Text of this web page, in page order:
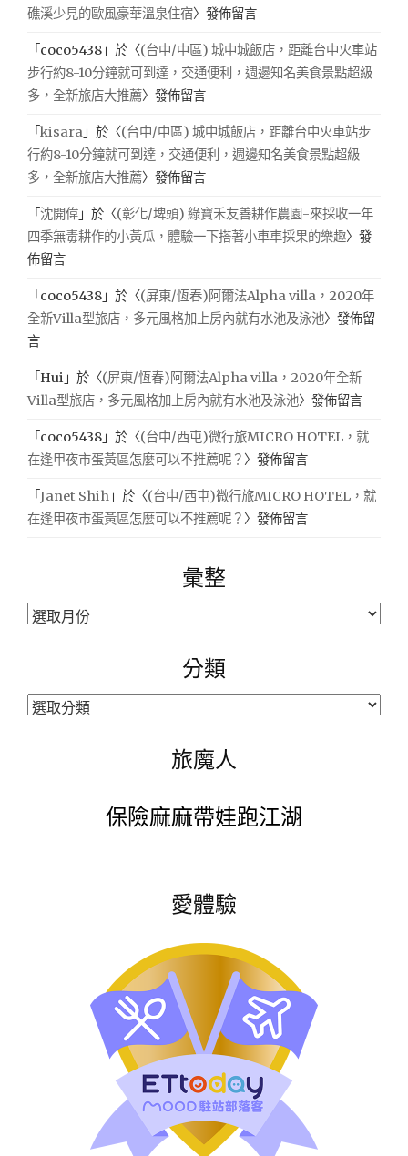
礁溪少見的歐風豪華溫泉住宿〉發佈留言
「 coco5438 」於〈(台中/中區) 城中城飯店，距離台中火車站
步行約8-10分鐘就可到達，交通便利，週邊知名美食景點超級
多，全新旅店大推薦〉發佈留言
「kisara 」於〈(台中/中區) 城中城飯店，距離台中火車站步
行約8-10分鐘就可到達，交通便利，週邊知名美食景點超級
多，全新旅店大推薦〉發佈留言
「沈開偉 」於〈(彰化/埤頭) 綠寶禾友善耕作農園-來採收一年
四季無毒耕作的小黃瓜，體驗一下搭著小車車採果的樂趣〉發
佈留言
「 coco5438 」於〈(屏東/恆春)阿爾法Alpha villa，2020年
全新Villa型旅店，多元風格加上房內就有水池及泳池〉發佈留
言
「Hui 」於〈(屏東/恆春)阿爾法Alpha villa，2020年全新
Villa型旅店，多元風格加上房內就有水池及泳池〉發佈留言
「 coco5438 」於〈(台中/西屯)微行旅MICRO HOTEL，就
在逢甲夜市蛋黃區怎麼可以不推薦呢？ 〉發佈留言
「Janet Shih 」於〈(台中/西屯)微行旅MICRO HOTEL，就
在逢甲夜市蛋黃區怎麼可以不推薦呢？ 〉發佈留言
彙整
彙
分類
分
旅魔人
保險麻麻帶娃跑江湖
愛體驗